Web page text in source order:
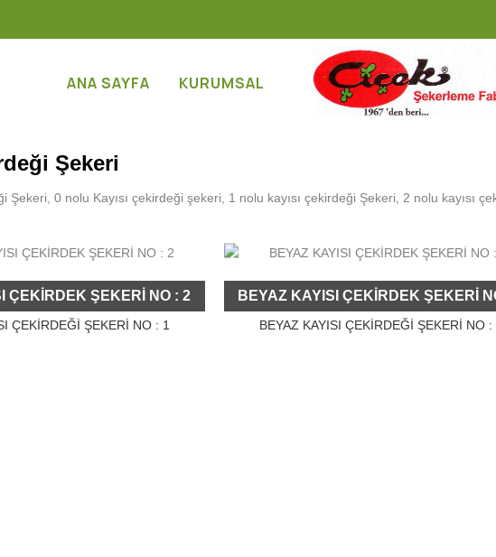
Şekeri
Şekeri, 0 nolu Kayısı çekirdeği şekeri, 1 nolu kayısı çekirdeği Şekeri, 2 nolu kayısı
ÇEKİRDEK ŞEKERİ NO : 2
ÇEKİRDEĞİ ŞEKERİ NO : 1
BEYAZ KAYISI ÇEKİRDEK ŞEKERİ
BEYAZ KAYISI ÇEKİRDEĞİ ŞEKERİ NO :
ANA SAYFA KURUMSAL